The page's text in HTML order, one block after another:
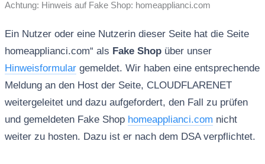
Achtung: Hinweis auf Fake Shop: homeapplianci.com
Ein Nutzer oder eine Nutzerin dieser Seite hat die Seite
homeapplianci.com“ als Fake Shopüber unser
Hinweisformulargemeldet. Wir haben eine entsprechende
Meldung an den Host der Seite, CLOUDFLARENET
weitergeleitet und dazu aufgefordert, den Fall zu prüfen
und gemeldeten Fake Shop homeapplianci.com nicht
weiter zu hosten. Dazu ist er nach dem DSA verpflichtet.